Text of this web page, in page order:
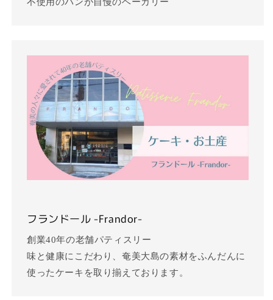
不使用のパンが自慢のベーカリー
フランドール -Frandor-
創業40年の老舗パティスリー
味と健康にこだわり、奄美大島の素材をふんだんに
使ったケーキを取り揃えております。